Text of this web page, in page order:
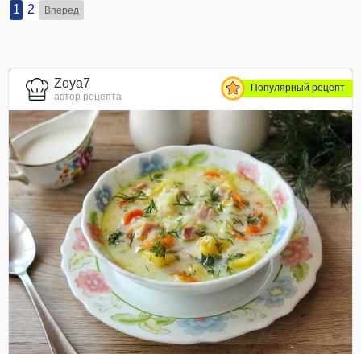
1 2 Вперед
Zoya7
автор рецепта
Популярный рецепт